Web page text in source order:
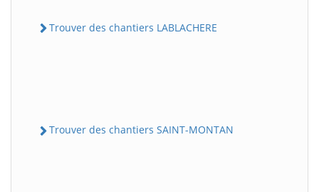
Trouver des chantiers LABLACHERE
Trouver des chantiers SAINT-MONTAN